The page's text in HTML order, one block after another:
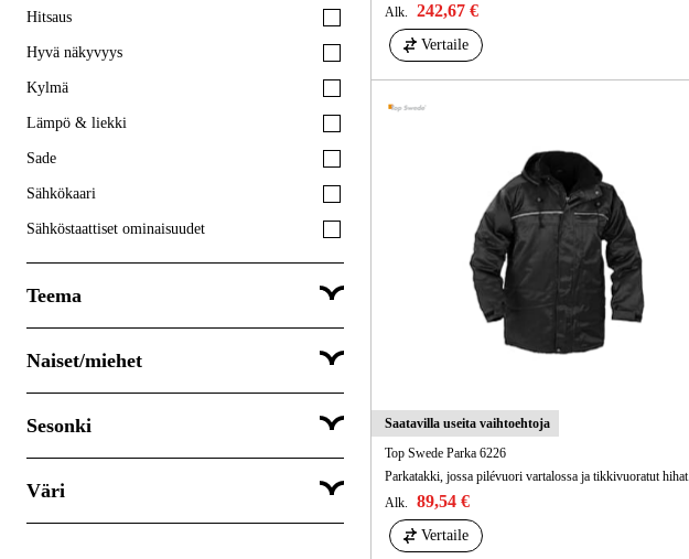
Hitsaus
Hyvä näkyvyys
Kylmä
Lämpö & liekki
Sade
Sähkökaari
Sähköstaattiset ominaisuudet
Teema
Kiinteistö & palvelua
Logistiikka & kuljetus
Rakenna & laitos
Naiset/miehet
Miehet
Naiset
Sesonki
Kesä
Kevät
Väri
Alk.
242,67 €
Vertaile
Saatavilla useita vaihtoehtoja
Top Swede Parka 6226
Parkatakki, jossa pilévuori vartalossa ja tikkivuoratut hihat.
Alk.
89,54 €
Vertaile